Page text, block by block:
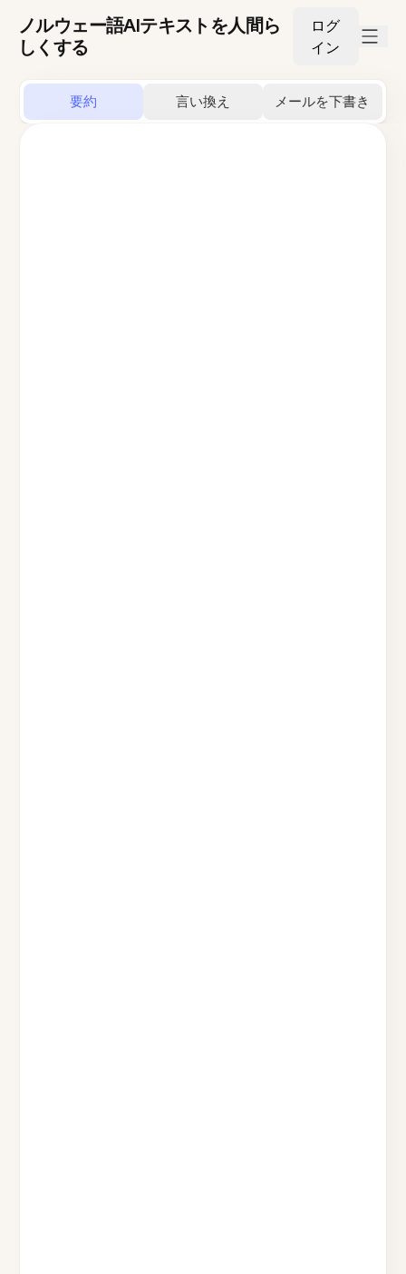
ノルウェー語AIテキストを人間ら
しくする
ログ
イン
要約 言い換え メールを下書き